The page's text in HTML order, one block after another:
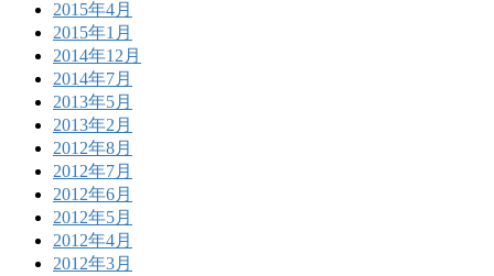
2015年4月
2015年1月
2014年12月
2014年7月
2013年5月
2013年2月
2012年8月
2012年7月
2012年6月
2012年5月
2012年4月
2012年3月